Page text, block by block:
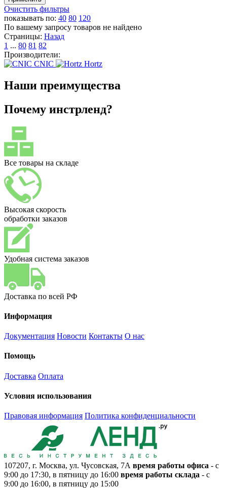
Очистить фильтры
показывать по: 40 80 120
По вашему запросу товаров не найдено
Страницы: Назад
1 ... 80 81 82
Производители:
CNIC
Hortz
Наши преимущества
Почему инстрленд?
Все товары на складе
Высокая скорость
обработки заказов
Удобная система заказов
Доставка по всей РФ
Информация
Документация Новости Контакты О нас
Помощь
Доставка Оплата
Условия использования
Правовая информация Политика конфиденциальности
107207, г. Москва, ул. Чусовская, 7А время работы офиса - с
9:00 до 17:30, в пятницу до 16:00 время работы склада - с
9:00 до 16:00, в пятницу до 15:00